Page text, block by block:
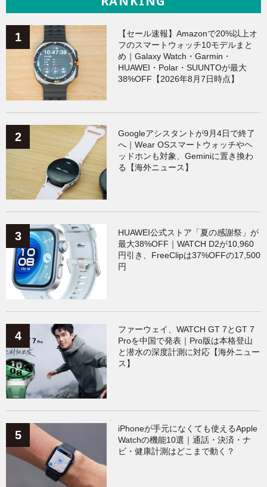
【セール速報】Amazonで20%以上オ
フのスマートウォッチ10モデルまと
め｜Galaxy Watch・Garmin・
HUAWEI・Polar・SUUNTOが最大
38%OFF【2026年8月7日時点】
Googleアシスタントが9月4日で終了
へ｜Wear OSスマートウォッチやヘ
ッドホンも対象、Geminiに置き換わ
る【海外ニュース】
HUAWEI公式ストア「夏の感謝祭」が
最大38%OFF｜WATCH D2が10,960
円引き、FreeClipは37%OFFの17,500
円
ファーウェイ、WATCH GT 7とGT 7
Proを中国で発表｜Pro版は本格登山
と潜水の深度計測に対応【海外ニュー
ス】
iPhoneが手元になくても使えるApple
Watchの機能10選｜通話・決済・ナ
ビ・健康計測はどこまで動く？